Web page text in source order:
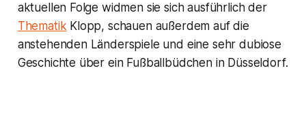
aktuellen Folge widmen sie sich ausführlich der
Thematik Klopp, schauen außerdem auf die
anstehenden Länderspiele und eine sehr dubiose
Geschichte über ein Fußballbüdchen in Düsseldorf.